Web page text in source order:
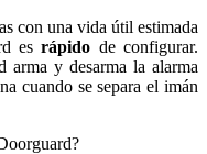
con una vida útil estimada
esrápido de configurar.
arma y desarma la alarma
cuando se separa el imán